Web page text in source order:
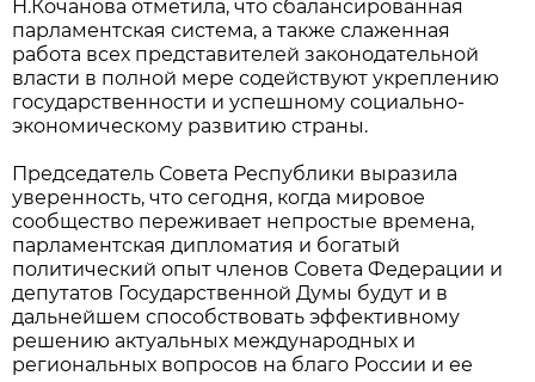
Н.Кочанова отметила, что сбалансированная
парламентская система, а также слаженная
работа всех представителей законодательной
власти в полной мере содействуют укреплению
государственности и успешному социально-
экономическому развитию страны.
Председатель Совета Республики выразила
уверенность, что сегодня, когда мировое
сообщество переживает непростые времена,
парламентская дипломатия и богатый
политический опыт членов Совета Федерации и
депутатов Государственной Думы будут и в
дальнейшем способствовать эффективному
решению актуальных международных и
региональных вопросов на благо России и ее